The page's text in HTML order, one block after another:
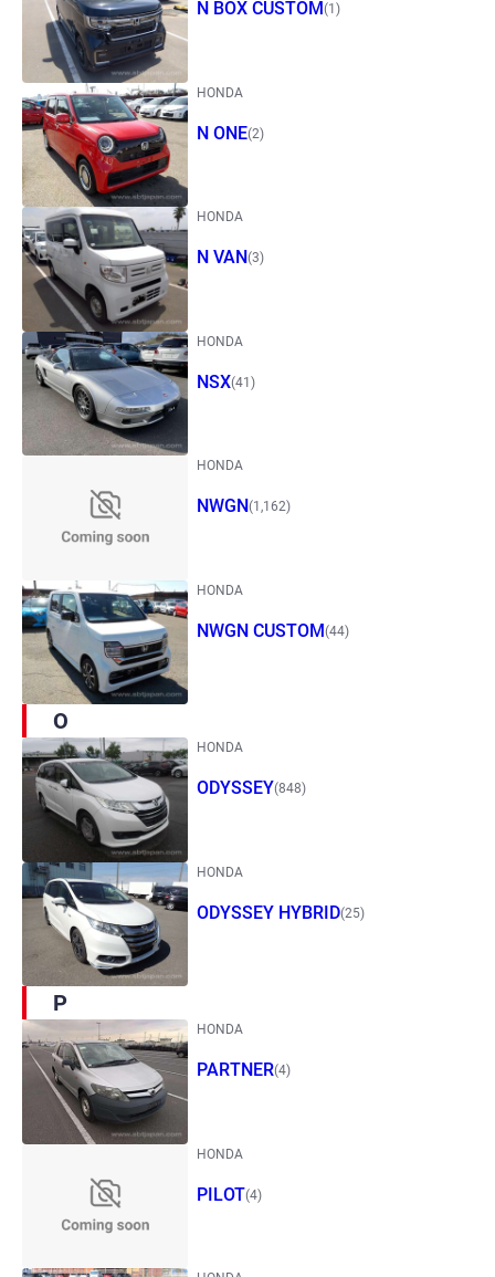
N BOX CUSTOM (1)
HONDA
N ONE(2)
HONDA
N VAN(3)
HONDA
NSX(41)
HONDA
NWGN(1,162)
HONDA
NWGN CUSTOM(44)
O
HONDA
ODYSSEY(848)
HONDA
ODYSSEY HYBRID(25)
P
HONDA
PARTNER(4)
HONDA
PILOT(4)